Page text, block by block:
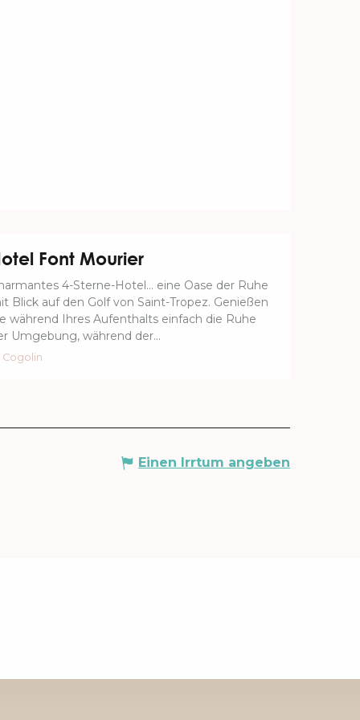
Font Mourier
4-Sterne-Hotel... eine Oase der Ruhe
Blick auf den Golf von Saint-Tropez. Genießen
während Ihres Aufenthalts einfach die Ruhe
Umgebung, während der...
Cogolin
Einen Irrtum angeben